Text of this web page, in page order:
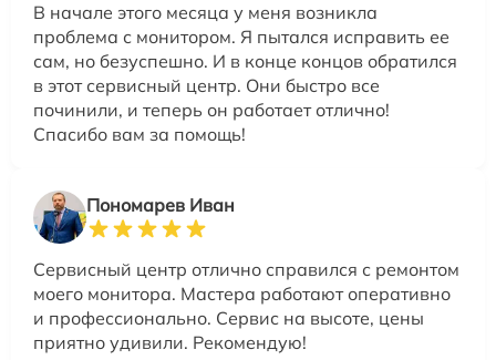
В начале этого месяца у меня возникла
проблема с монитором. Я пытался исправить ее
сам, но безуспешно. И в конце концов обратился
в этот сервисный центр. Они быстро все
починили, и теперь он работает отлично!
Спасибо вам за помощь!
Пономарев Иван
Сервисный центр отлично справился с ремонтом
моего монитора. Мастера работают оперативно
и профессионально. Сервис на высоте, цены
приятно удивили. Рекомендую!